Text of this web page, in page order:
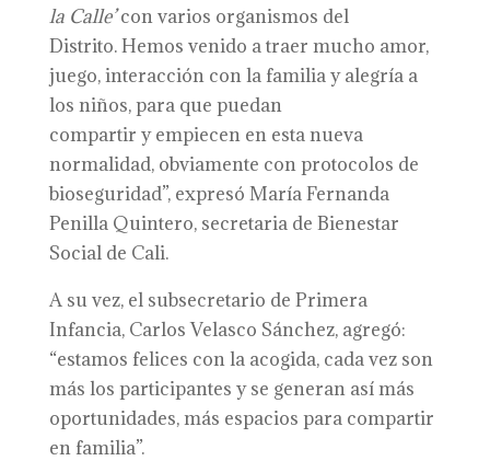
la Calle’con varios organismos del
Distrito. Hemos venido a traer mucho amor,
juego, interacción con la familia y alegría a
los niños, para que puedan
compartir y empiecen en esta nueva
normalidad, obviamente con protocolos de
bioseguridad”, expresó María Fernanda
Penilla Quintero, secretaria de Bienestar
Social de Cali.
A su vez, el subsecretario de Primera
Infancia, Carlos Velasco Sánchez, agregó:
“estamos felices con la acogida, cada vez son
más los participantes y se generan así más
oportunidades, más espacios para compartir
en familia”.